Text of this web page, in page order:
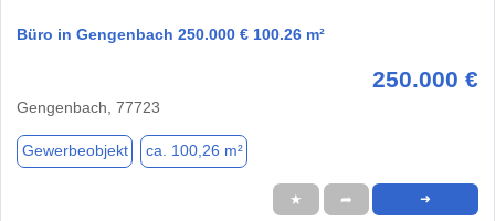
Büro in Gengenbach 250.000 € 100.26 m²
250.000 €
Gengenbach, 77723
Gewerbeobjekt ca. 100,26 m²
★ ➦ ➜